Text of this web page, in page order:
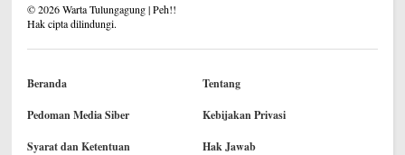
©2026Warta Tulungagung | Peh!!
Hak cipta dilindungi.
Beranda Tentang
Pedoman Media Siber Kebijakan Privasi
Syarat dan Ketentuan Hak Jawab